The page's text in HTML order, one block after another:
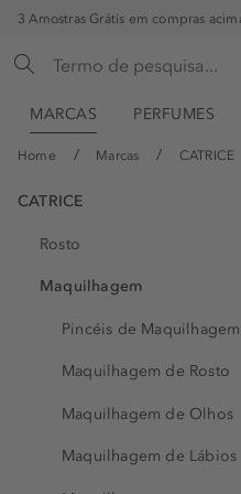
3 Amostras Grátis em compras
MARCAS PERFUMES
Home Marcas CATRICE
CATRICE
Rosto
Maquilhagem
Pincéis de Maquilhagem
Maquilhagem de Rosto
Maquilhagem de Olhos
Maquilhagem de Lábios